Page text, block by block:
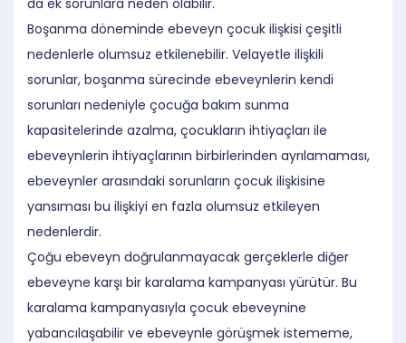
Boşanma döneminde ebeveyn çocuk ilişkisi çeşitli
nedenlerle olumsuz etkilenebilir. Velayetle ilişkili
sorunlar, boşanma sürecinde ebeveynlerin kendi
sorunları nedeniyle çocuğa bakım sunma
kapasitelerinde azalma, çocukların ihtiyaçları ile
ebeveynlerin ihtiyaçlarının birbirlerinden ayrılamaması,
ebeveynler arasındaki sorunların çocuk ilişkisine
yansıması bu ilişkiyi en fazla olumsuz etkileyen
nedenlerdir.
Çoğu ebeveyn doğrulanmayacak gerçeklerle diğer
ebeveyne karşı bir karalama kampanyası yürütür. Bu
karalama kampanyasıyla çocuk ebeveynine
yabancılaşabilir ve ebeveynle görüşmek istememe,